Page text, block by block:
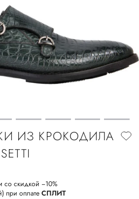
ИЗ КРОКОДИЛА
со скидкой −10%
при оплате СПЛИТ